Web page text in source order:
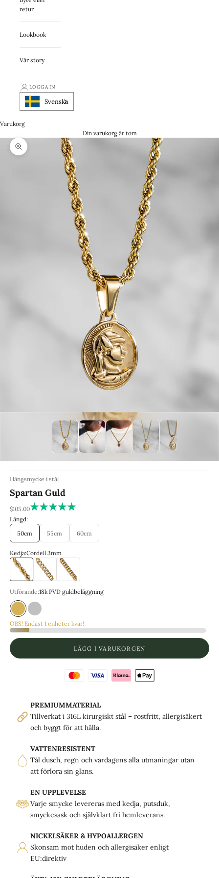
retur
Lookbook
Vår story
LOGGA IN
Svenska
Varukorg
Din varukorg är tom
Zooma
Hängsmycke i stål
Spartan Guld
REA-pris
$105.00
Längd:
50cm
55cm 60cm
Kedja:Cordell 3mm
Cordell 3mmCuban 2mmFranco 3mm
Utförande:18k PVD guldbeläggning
18k PVD guldbeläggning
316-L Kirurgiskt stål
OBS! Endast 1 enheter kvar!
LÄGG I VARUKORGEN
PREMIUMMATERIAL
Tillverkat i 316L kirurgiskt stål – rostfritt, allergisäkert
och byggt för att hålla.
VATTENRESISTENT
Tål dusch, regn och vardagens alla utmaningar utan
att förlora sin glans.
EN UPPLEVELSE
Varje smycke levereras med kedja, putsduk,
smyckesask och självklart fri hemleverans.
NICKELSÄKER & HYPOALLERGEN
Skonsam mot huden och allergisäker enligt
EU:direktiv